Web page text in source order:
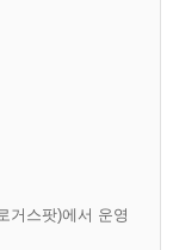
거스팟)에서 운영